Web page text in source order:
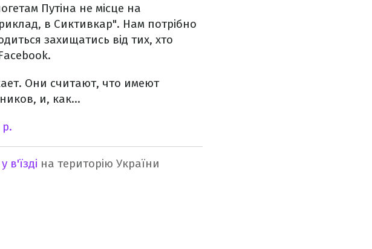
Путіна не місце на
в Сиктивкар". Нам потрібно
захищатись від тих, хто
Они считают, что имеют
и, как...
р.
в'їзді на територію України